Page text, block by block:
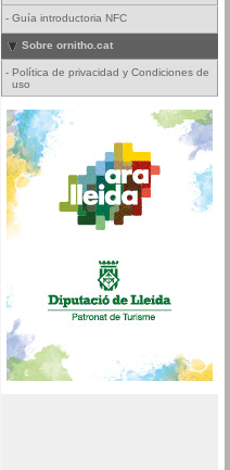
- Guía introductoria NFC
Sobre ornitho.cat
- Política de privacidad y Condiciones de
uso